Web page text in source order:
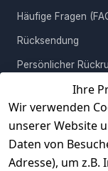
vollständig
charakterstarken
Ort, an dem du dich
Ihre
Wir verwenden
unserer Website
Daten von
Adresse), um
Häufige Fragen
Rücksendung
Persönlicher
Erfahrungen
Vertrag
INFORMATIONEN